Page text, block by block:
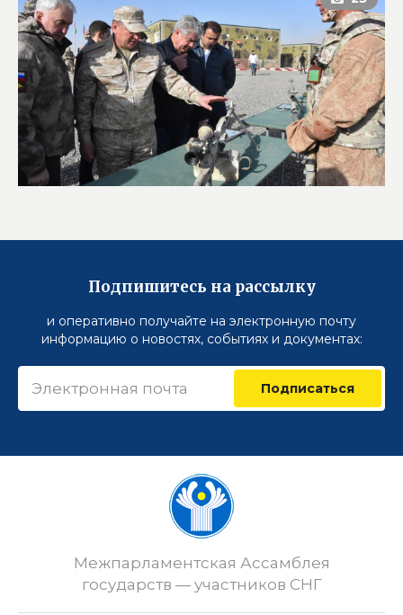
Подпишитесь на рассылку
и оперативно получайте на электронную почту
информацию о новостях, событиях и документах:
Подписаться
Межпарламентская Ассамблея
государств — участников СНГ